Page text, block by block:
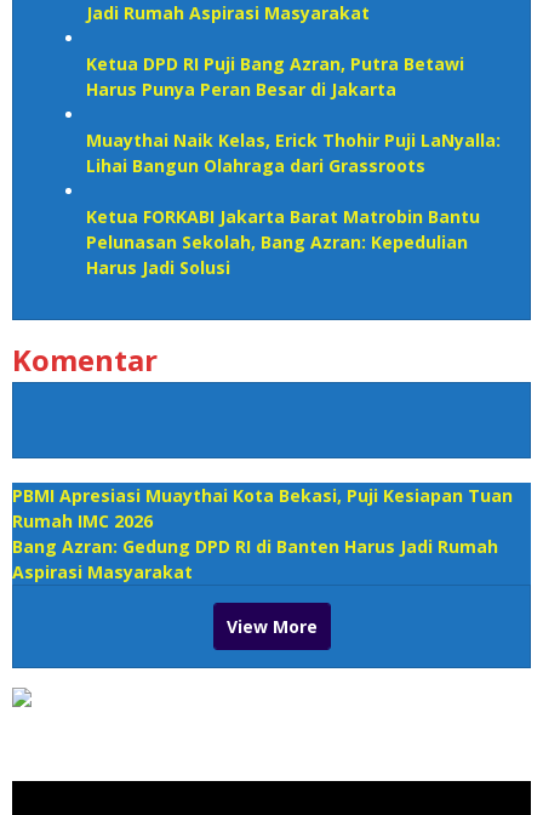
Jadi Rumah Aspirasi Masyarakat
Ketua DPD RI Puji Bang Azran, Putra Betawi
Harus Punya Peran Besar di Jakarta
Muaythai Naik Kelas, Erick Thohir Puji LaNyalla:
Lihai Bangun Olahraga dari Grassroots
Ketua FORKABI Jakarta Barat Matrobin Bantu
Pelunasan Sekolah, Bang Azran: Kepedulian
Harus Jadi Solusi
Komentar
PBMI Apresiasi Muaythai Kota Bekasi, Puji Kesiapan Tuan
Rumah IMC 2026
Bang Azran: Gedung DPD RI di Banten Harus Jadi Rumah
Aspirasi Masyarakat
View More